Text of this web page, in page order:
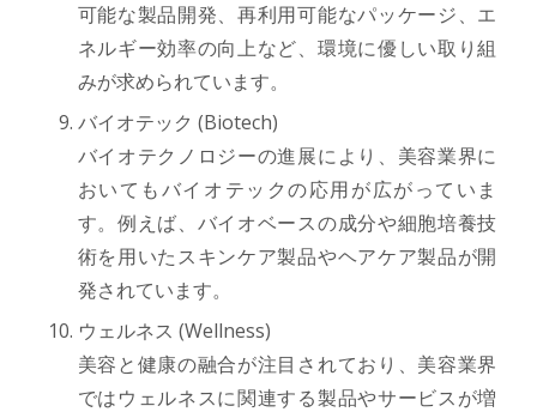
可能な製品開発、再利用可能なパッケージ、エ
ネルギー効率の向上など、環境に優しい取り組
みが求められています。
バイオテック (Biotech)
バイオテクノロジーの進展により、美容業界に
おいてもバイオテックの応用が広がっていま
す。例えば、バイオベースの成分や細胞培養技
術を用いたスキンケア製品やヘアケア製品が開
発されています。
ウェルネス (Wellness)
美容と健康の融合が注目されており、美容業界
ではウェルネスに関連する製品やサービスが増